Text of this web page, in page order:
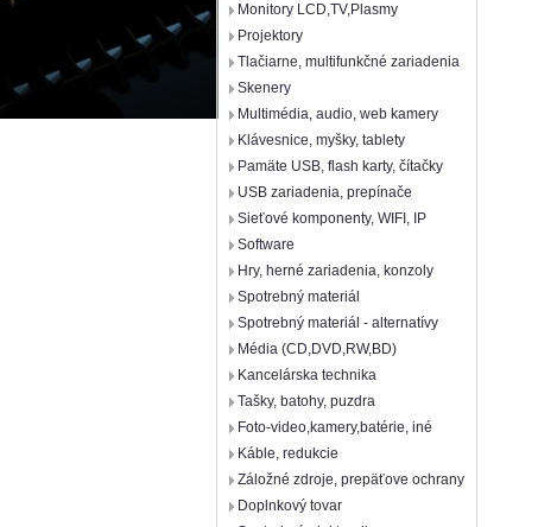
Monitory LCD,TV,Plasmy
Projektory
Tlačiarne, multifunkčné zariadenia
Skenery
Multimédia, audio, web kamery
Klávesnice, myšky, tablety
Pamäte USB, flash karty, čítačky
USB zariadenia, prepínače
Sieťové komponenty, WIFI, IP
Software
Hry, herné zariadenia, konzoly
Spotrebný materiál
Spotrebný materiál - alternatívy
Média (CD,DVD,RW,BD)
Kancelárska technika
Tašky, batohy, puzdra
Foto-video,kamery,batérie, iné
Káble, redukcie
Záložné zdroje, prepäťove ochrany
Doplnkový tovar